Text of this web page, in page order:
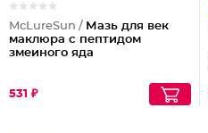
McLureSun / Мазь для век
маклюра с пептидом
змеиного яда
531 ₽